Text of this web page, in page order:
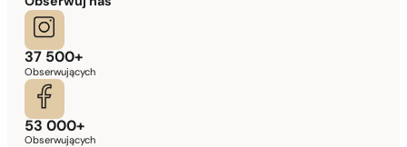
37 500+
Obserwujących
53 000+
Obserwujących